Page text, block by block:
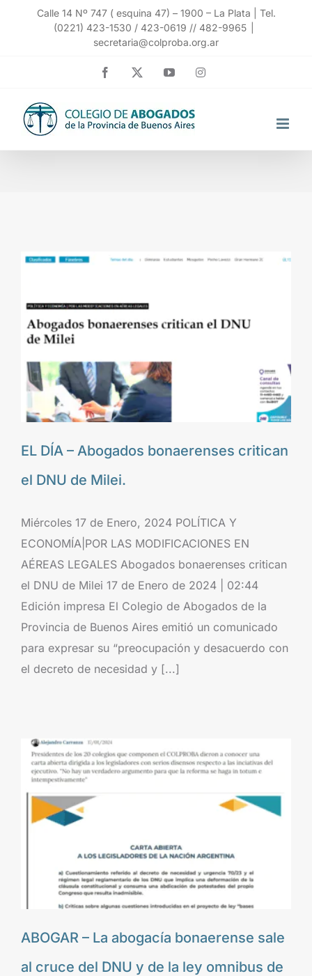
Calle 14 Nº 747 ( esquina 47) – 1900 – La Plata | Tel.
(0221) 423-1530 / 423-0619 // 482-9965
secretaria@colproba.org.ar
Facebook YouTubeInstagram
EL DÍA – Abogados bonaerenses critican
el DNU de Milei.
Miércoles 17 de Enero, 2024 POLÍTICA Y
ECONOMÍA|POR LAS MODIFICACIONES EN
AÉREAS LEGALES Abogados bonaerenses critican
el DNU de Milei 17 de Enero de 2024 | 02:44
Edición impresa El Colegio de Abogados de la
Provincia de Buenos Aires emitió un comunicado
para expresar su “preocupación y desacuerdo con
el decreto de necesidad y [...]
ABOGAR – La abogacía bonaerense sale
al cruce del DNU y de la ley omnibus de